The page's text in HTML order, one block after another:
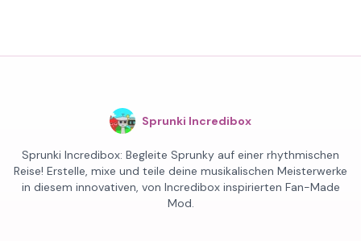
Sprunki Incredibox
Sprunki Incredibox: Begleite Sprunky auf einer rhythmischen
Reise! Erstelle, mixe und teile deine musikalischen Meisterwerke
in diesem innovativen, von Incredibox inspirierten Fan-Made
Mod.